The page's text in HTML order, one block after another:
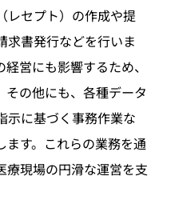
レセプト）の作成や提
求書発行などを行いま
営にも影響するため、
その他にも、各種データ
示に基づく事務作業な
ます。これらの業務を通
療現場の円滑な運営を支